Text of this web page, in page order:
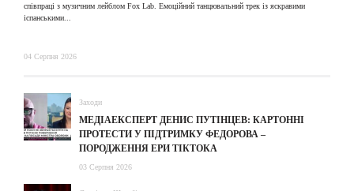
співпраці з музичним лейблом Fox Lab. Емоційний танцювальний трек із яскравими
іспанськими...
04 Серпня 2026
Заходи
МЕДІАЕКСПЕРТ ДЕНИС ПУТІНЦЕВ: КАРТОННІ
ПРОТЕСТИ У ПІДТРИМКУ ФЕДОРОВА –
ПОРОДЖЕННЯ ЕРИ ТІКТОКА
03 Серпня 2026